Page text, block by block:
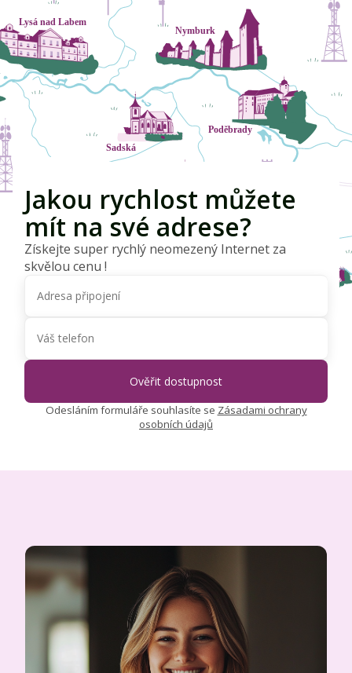
Jakou rychlost můžete
mít na své adrese?
Získejte super rychlý neomezený Internet za
skvělou cenu !
Odesláním formuláře souhlasíte se Zásadami ochrany
osobních údajů